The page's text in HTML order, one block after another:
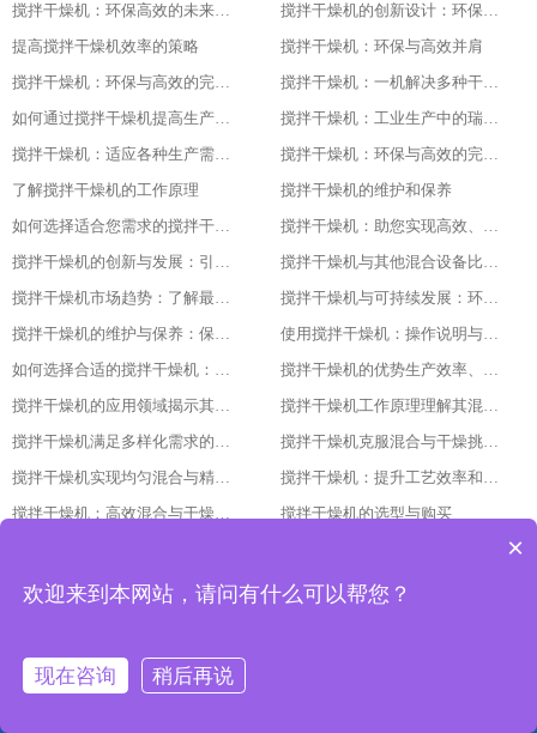
搅拌干燥机：环保高效的未来工业之星
搅拌干燥机的创新设计：环保与高效的基石
提高搅拌干燥机效率的策略
搅拌干燥机：环保与高效并肩
搅拌干燥机：环保与高效的完美结合
搅拌干燥机：一机解决多种干燥问题
如何通过搅拌干燥机提高生产效率
搅拌干燥机：工业生产中的瑞士军刀
搅拌干燥机：适应各种生产需求的利器
搅拌干燥机：环保与高效的完美结合
了解搅拌干燥机的工作原理
搅拌干燥机的维护和保养
如何选择适合您需求的搅拌干燥机
搅拌干燥机：助您实现高效、低成本的干燥体验
搅拌干燥机的创新与发展：引领未来的技术进步随着科技的不断发展和进步
搅拌干燥机与其他混合设备比较：找出最适合您需求的设备
搅拌干燥机市场趋势：了解最新的技术与产品发展
搅拌干燥机与可持续发展：环保与节能的最佳实践
搅拌干燥机的维护与保养：保持设备长期稳定运行的关键
使用搅拌干燥机：操作说明与安全注意事项
如何选择合适的搅拌干燥机：指南与建议
搅拌干燥机的优势生产效率、产品质量与经济效益的结合
搅拌干燥机的应用领域揭示其广泛的使用范围
搅拌干燥机工作原理理解其混合与干燥过程的细节
搅拌干燥机满足多样化需求的强大工具
搅拌干燥机克服混合与干燥挑战的关键
搅拌干燥机实现均匀混合与精确控制的秘诀
搅拌干燥机：提升工艺效率和产量的必备设备
搅拌干燥机：高效混合与干燥的理想选择
搅拌干燥机的选型与购买
搅拌干燥机的维护与保养
搅拌干燥机的原理与构造
搅拌干燥机：提升生产效率与品质的重要设备
×
欢迎来到本网站，请问有什么可以帮您？
现在咨询 稍后再说